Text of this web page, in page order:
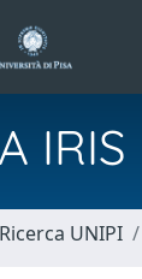
IRIS
UNIPI